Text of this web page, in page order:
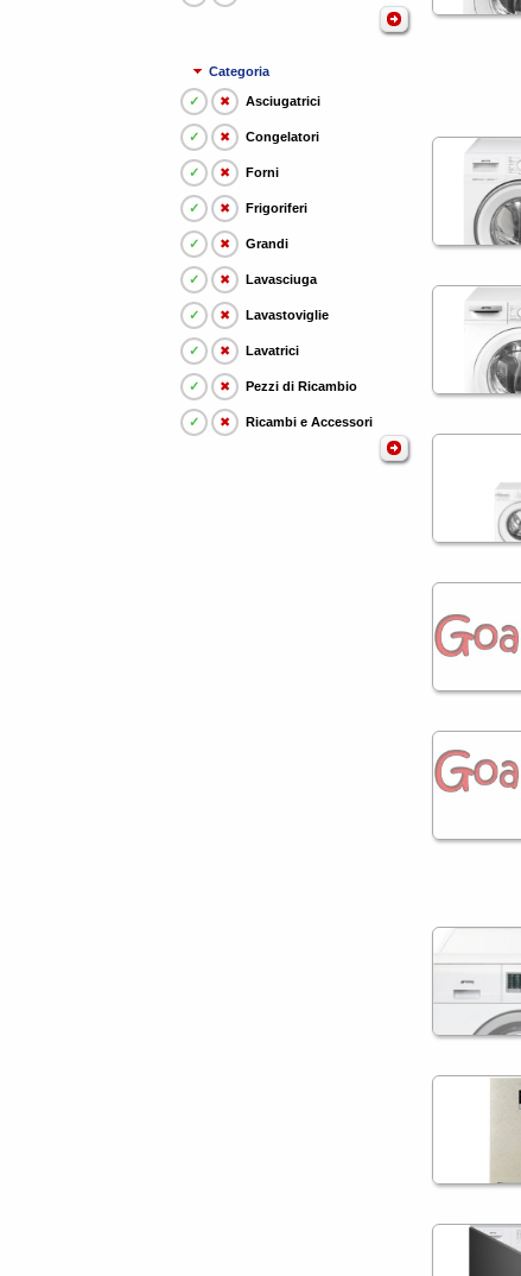
Categoria
✓ ✖ Asciugatrici
✓ ✖ Congelatori
✓ ✖ Forni
✓ ✖ Frigoriferi
✓ ✖ Grandi
✓ ✖ Lavasciuga
✓ ✖ Lavastoviglie
✓ ✖ Lavatrici
✓ ✖ Pezzi di Ricambio
✓ ✖ Ricambi e Accessori